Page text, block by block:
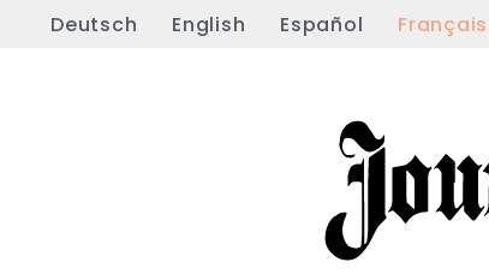
Deutsch English Español Français